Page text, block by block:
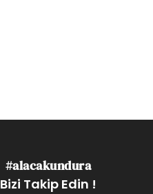
#alacakundura
Bizi Takip Edin !